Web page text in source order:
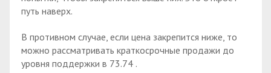
путь наверх.
В противном случае, если цена закрепится ниже, то
можно рассматривать краткосрочные продажи до
уровня поддержки в 73.74 .